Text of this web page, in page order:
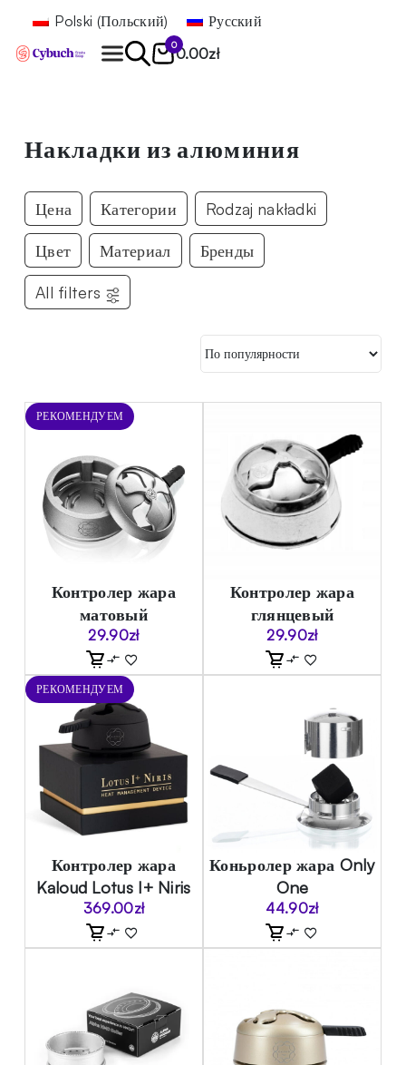
Polski (Польский) Русский
0
0.00zł
Накладки из алюминия
Цена Категории Rodzaj nakładki
Цвет Материал Бренды
All filters
РЕКОМЕНДУЕМ
Контролер жара
матовый
29.90zł
Контролер жара
глянцевый
29.90zł
РЕКОМЕНДУЕМ
Контролер жара
Kaloud Lotus I+ Niris
369.00zł
Коньролер жара Only
One
44.90zł